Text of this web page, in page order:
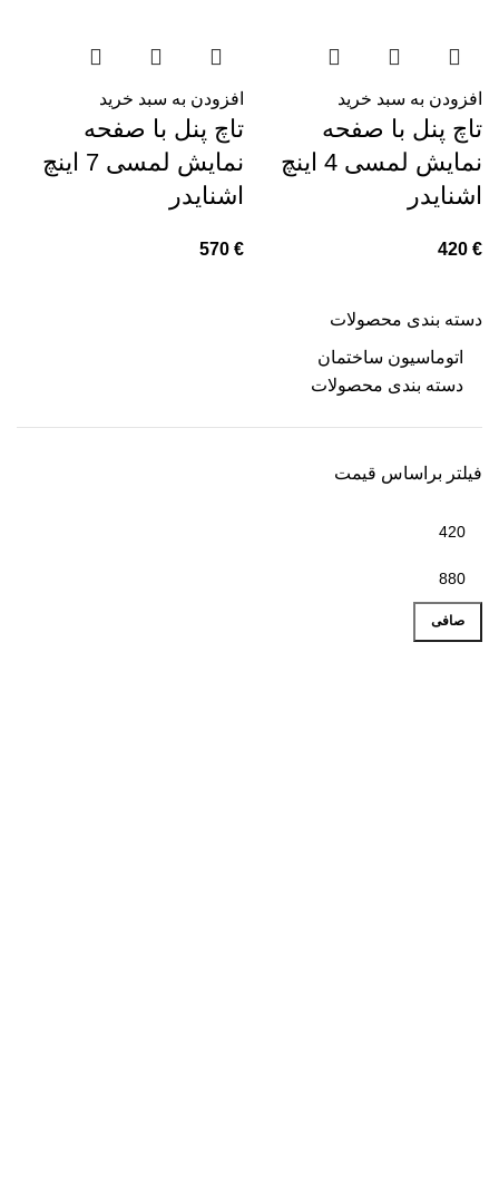
دسته بندی محصولات
اتوماسیون ساختمان
دسته بندی محصولات
فیلتر براساس قیمت
صافی
افزودن به سبد خرید
تاچ پنل با صفحه
نمایش لمسی 4 اینچ
اشنایدر
420 €
افزودن به سبد خرید
تاچ پنل با صفحه
نمایش لمسی 7 اینچ
اشنایدر
570 €